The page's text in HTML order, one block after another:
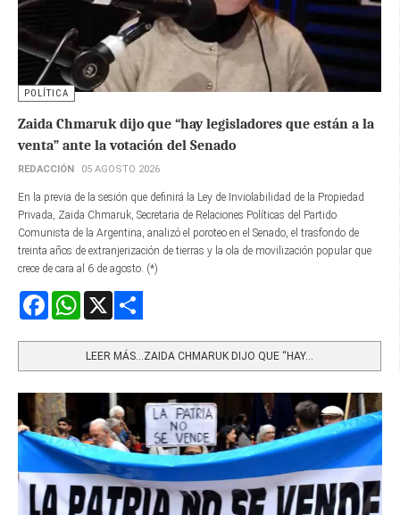
POLÍTICA
Zaida Chmaruk dijo que “hay legisladores que están a la
venta” ante la votación del Senado
REDACCIÓN 05 AGOSTO 2026
En la previa de la sesión que definirá la Ley de Inviolabilidad de la Propiedad
Privada, Zaida Chmaruk, Secretaria de Relaciones Políticas del Partido
Comunista de la Argentina, analizó el poroteo en el Senado, el trasfondo de
treinta años de extranjerización de tierras y la ola de movilización popular que
crece de cara al 6 de agosto. (*)
FacebookWhatsApp
LEER MÁS…ZAIDA CHMARUK DIJO QUE “HAY...